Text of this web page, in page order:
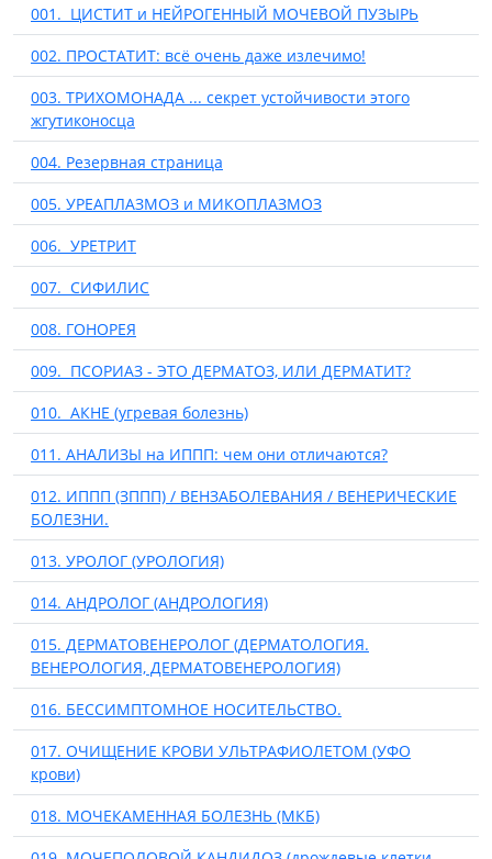
001. ЦИСТИТ и НЕЙРОГЕННЫЙ МОЧЕВОЙ ПУЗЫРЬ
002. ПРОСТАТИТ: всё очень даже излечимо!
003. ТРИХОМОНАДА ... секрет устойчивости этого
жгутиконосца
004. Резервная страница
005. УРЕАПЛАЗМОЗ и МИКОПЛАЗМОЗ
006. УРЕТРИТ
007. СИФИЛИС
008. ГОНОРЕЯ
009. ПСОРИАЗ - ЭТО ДЕРМАТОЗ, ИЛИ ДЕРМАТИТ?
010. АКНЕ (угревая болезнь)
011. АНАЛИЗЫ на ИППП: чем они отличаются?
012. ИППП (ЗППП) / ВЕНЗАБОЛЕВАНИЯ / ВЕНЕРИЧЕСКИЕ
БОЛЕЗНИ.
013. УРОЛОГ (УРОЛОГИЯ)
014. АНДРОЛОГ (АНДРОЛОГИЯ)
015. ДЕРМАТОВЕНЕРОЛОГ (ДЕРМАТОЛОГИЯ.
ВЕНЕРОЛОГИЯ, ДЕРМАТОВЕНЕРОЛОГИЯ)
016. БЕССИМПТОМНОЕ НОСИТЕЛЬСТВО.
017. ОЧИЩЕНИЕ КРОВИ УЛЬТРАФИОЛЕТОМ (УФО
крови)
018. МОЧЕКАМЕННАЯ БОЛЕЗНЬ (МКБ)